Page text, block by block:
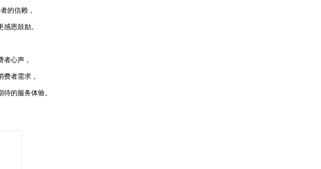
的信赖，
恩鼓励。
者心声，
费者需求，
的服务体验。